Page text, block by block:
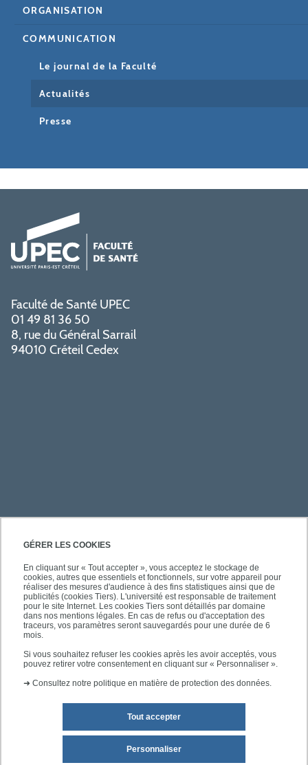
GÉRER LES COOKIES
En cliquant sur « Tout accepter », vous acceptez le stockage de
cookies, autres que essentiels et fonctionnels, sur votre appareil pour
réaliser des mesures d'audience à des fins statistiques ainsi que de
publicités (cookies Tiers). L'université est responsable de traitement
pour le site Internet. Les cookies Tiers sont détaillés par domaine
dans nos mentions légales. En cas de refus ou d'acceptation des
traceurs, vos paramètres seront sauvegardés pour une durée de 6
mois.
Si vous souhaitez refuser les cookies après les avoir acceptés, vous
pouvez retirer votre consentement en cliquant sur « Personnaliser ».
➜ Consultez notre politique en matière de protection des données.
Tout accepter
Personnaliser
ORGANISATION
COMMUNICATION
Le journal de la Faculté
Actualités
Presse
Faculté de Santé UPEC
01 49 81 36 50
8, rue du Général Sarrail
94010 Créteil Cedex
PRATIQUE
ACCÈS RAPIDES
SUIVEZ-NOUS